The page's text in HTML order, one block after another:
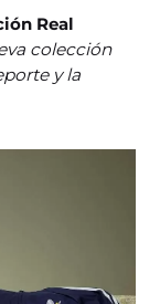
Real
colección
y la